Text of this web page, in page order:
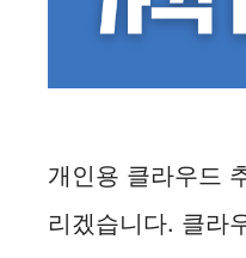
개인용 클라우드
리겠습니다. 클라